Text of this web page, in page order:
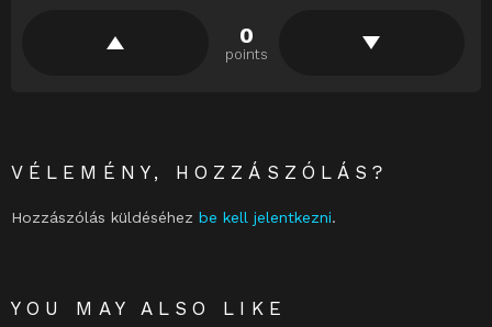
0
points
VÉLEMÉNY, HOZZÁSZÓLÁS?
Hozzászólás küldéséhez be kell jelentkezni.
YOU MAY ALSO LIKE